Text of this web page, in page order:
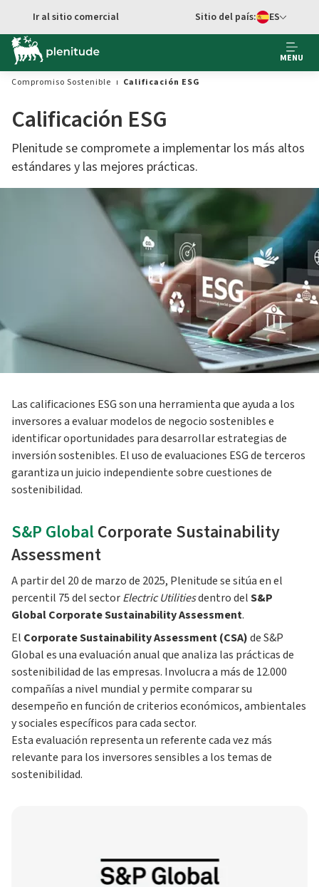
Ir al contenido principal
Ir al sitio comercial
cambiar idioma
Sitio del país: ES
MENU
Compromiso Sostenible
Calificación ESG
Calificación ESG
Plenitude se compromete a implementar los más altos
estándares y las mejores prácticas.
Las calificaciones ESG son una herramienta que ayuda a los
inversores a evaluar modelos de negocio sostenibles e
identificar oportunidades para desarrollar estrategias de
inversión sostenibles. El uso de evaluaciones ESG de terceros
garantiza un juicio independiente sobre cuestiones de
sostenibilidad.
S&P GlobalCorporate Sustainability
Assessment
A partir del 20 de marzo de 2025, Plenitude se sitúa en el
percentil 75 del sectorElectric Utilitiesdentro delS&P
Global Corporate Sustainability Assessment.
El Corporate Sustainability Assessment (CSA)de S&P
Global es una evaluación anual que analiza las prácticas de
sostenibilidad de las empresas. Involucra a más de 12.000
compañías a nivel mundial y permite comparar su
desempeño en función de criterios económicos, ambientales
y sociales específicos para cada sector.
Esta evaluación representa un referente cada vez más
relevante para los inversores sensibles a los temas de
sostenibilidad.